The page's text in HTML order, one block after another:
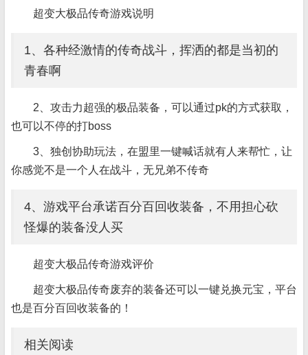
超变大极品传奇游戏说明
1、各种经激情的传奇战斗，挥洒的都是当初的
青春啊
2、攻击力超强的极品装备，可以通过pk的方式获取，
也可以不停的打boss
3、独创协助玩法，在盟里一键喊话就有人来帮忙，让
你感觉不是一个人在战斗，无兄弟不传奇
4、游戏平台承诺百分百回收装备，不用担心砍
怪爆的装备没人买
超变大极品传奇游戏评价
超变大极品传奇废弃的装备还可以一键兑换元宝，平台
也是百分百回收装备的！
相关阅读